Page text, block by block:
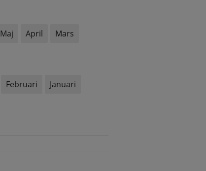
Maj April
Mars
Februari Januari